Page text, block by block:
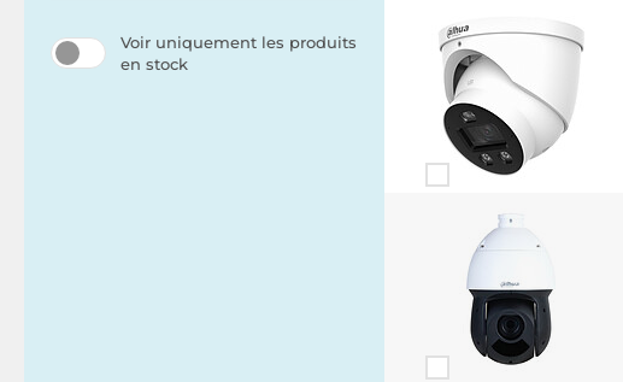
Voir uniquement les produits
en stock